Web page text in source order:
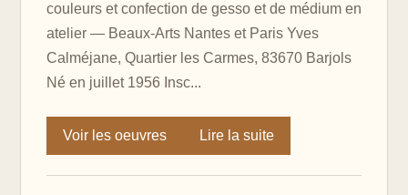
couleurs et confection de gesso et de médium en
atelier — Beaux-Arts Nantes et Paris Yves
Calméjane, Quartier les Carmes, 83670 Barjols
Né en juillet 1956 Insc...
Voir les oeuvres Lire la suite